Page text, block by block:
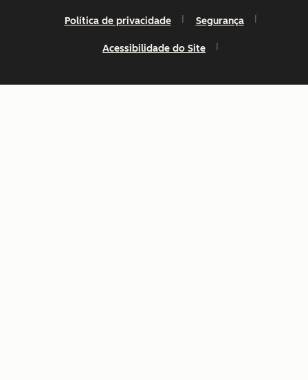
Política de privacidade Segurança
Acessibilidade do Site